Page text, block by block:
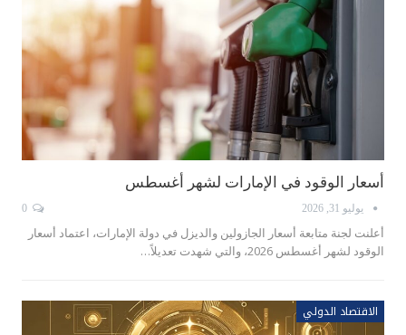
أسعار الوقود في الإمارات لشهر أغسطس
يوليو 31, 2026
أعلنت لجنة متابعة أسعار الجازولين والديزل في دولة الإمارات، اعتماد أسعار
الوقود لشهر أغسطس 2026، والتي شهدت تعديلاً…
الاقتصاد الدولي